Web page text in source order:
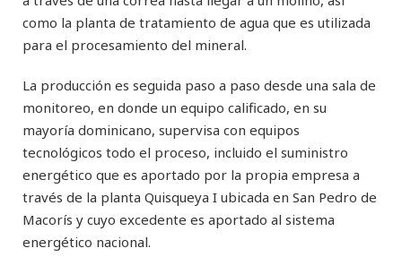
como la planta de tratamiento de agua que es utilizada
para el procesamiento del mineral.
La producción es seguida paso a paso desde una sala de
monitoreo, en donde un equipo calificado, en su
mayoría dominicano, supervisa con equipos
tecnológicos todo el proceso, incluido el suministro
energético que es aportado por la propia empresa a
través de la planta Quisqueya I ubicada en San Pedro de
Macorís y cuyo excedente es aportado al sistema
energético nacional.